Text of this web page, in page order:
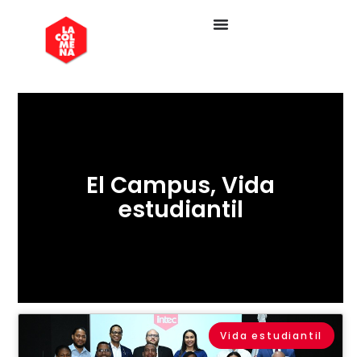
El Campus, Vida
estudiantil
Vida estudiantil